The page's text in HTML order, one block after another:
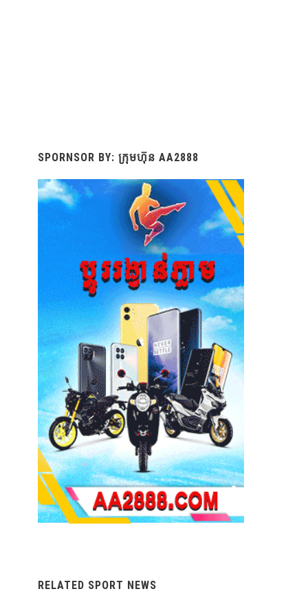
SPORNSOR BY: ក្រុមហ៊ុន AA2888
RELATED SPORT NEWS